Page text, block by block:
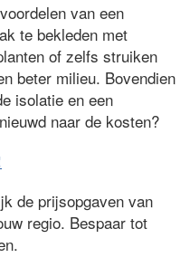
van een
te bekleden met
of zelfs struiken
beter milieu. Bovendien
isolatie en een
naar de kosten?
de prijsopgaven van
regio. Bespaar tot